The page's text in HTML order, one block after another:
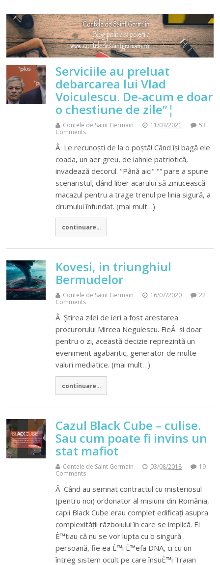
Serviciile au preluat
debarcarea lui Vlad
Voiculescu. De-acum e doar
o chestiune de zile”¦
Contele de Saint Germain 11/03/2021
53
Comments
Â Le recunoști de la o poștă! Când își bagă ele
coada, un aer greu, de iahnie patriotică,
invadează decorul. "Până aici" "“ pare a spune
scenaristul, dând liber acarului să zmucească
macazul pentru a trage trenul pe linia sigură, a
drumului înfundat. (mai mult…)
continuare...
Kovesi, in triunghiul
Bermudelor
Contele de Saint Germain 16/07/2020
22
Comments
Â Știrea zilei de ieri a fost arestarea
procurorului Mircea Negulescu. FieÂ și doar
pentru o zi, această decizie reprezintă un
eveniment agabaritic, generator de multe
valuri mediatice. (mai mult…)
continuare...
Cazul Black Cube – culise.
Sau cum poate fi invins un
stat mafiot
Contele de Saint Germain 03/08/2018
19
Comments
Â Când au semnat contractul cu misteriosul
(pentru noi) ordonator al misiunii din România,
capii Black Cube erau complet edificați asupra
complexității războiului în care se implică. Ei
È™tiau că nu se vor lupta cu o singură
persoană, fie ea È™i È™efa DNA, ci cu un
întreg sistem ocult pe care însuÈ™i Traian